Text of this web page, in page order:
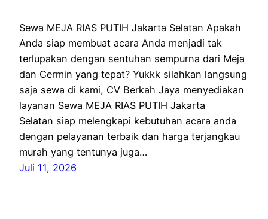
Sewa MEJA RIAS PUTIH Jakarta Selatan Apakah
Anda siap membuat acara Anda menjadi tak
terlupakan dengan sentuhan sempurna dari Meja
dan Cermin yang tepat? Yukkk silahkan langsung
saja sewa di kami, CV Berkah Jaya menyediakan
layanan Sewa MEJA RIAS PUTIH Jakarta
Selatan siap melengkapi kebutuhan acara anda
dengan pelayanan terbaik dan harga terjangkau
murah yang tentunya juga…
Juli 11, 2026